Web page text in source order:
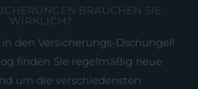
BRAUCHEN SIE
WIRKLICH?
den Versicherungs-Dschungel!
finden Sie regelmäßig neue
um die verschiedensten